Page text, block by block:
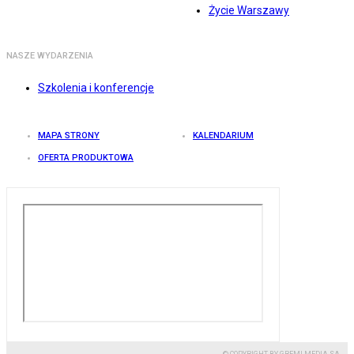
Życie Warszawy
NASZE WYDARZENIA
Szkolenia i konferencje
MAPA STRONY KALENDARIUM
OFERTA PRODUKTOWA